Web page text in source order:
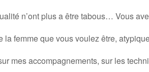
n’ont plus a être tabous… Vous
la femme que vous voulez être,
mes accompagnements, sur les